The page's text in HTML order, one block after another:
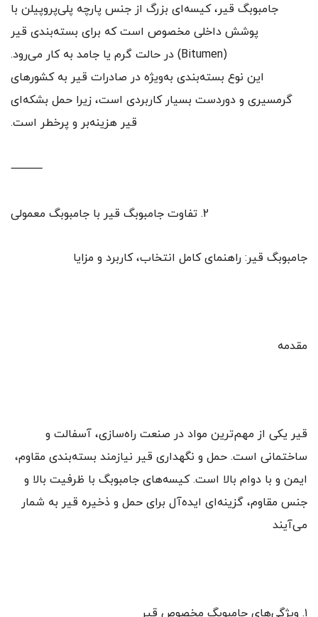
جامبوبگ قیر، کیسه‌ای بزرگ از جنس پارچه پلی‌پروپیلن با
پوشش داخلی مخصوص است که برای بسته‌بندی قیر
(Bitumen) در حالت گرم یا جامد به کار می‌رود.
این نوع بسته‌بندی به‌ویژه در صادرات قیر به کشورهای
گرمسیری و دوردست بسیار کاربردی است، زیرا حمل بشکه‌ای
قیر هزینه‌بر و پرخطر است.
⸻
2. تفاوت جامبوبگ قیر با جامبوبگ معمولی
جامبوبگ قیر: راهنمای کامل انتخاب، کاربرد و مزایا
مقدمه
قیر یکی از مهم‌ترین مواد در صنعت راه‌سازی، آسفالت و
ساختمانی است. حمل و نگهداری قیر نیازمند بسته‌بندی مقاوم،
ایمن و با دوام بالا است. کیسه‌های جامبوبگ با ظرفیت بالا و
جنس مقاوم، گزینه‌ای ایده‌آل برای حمل و ذخیره قیر به شمار
می‌آیند
۱. ویژگی‌های جامبوبگ مخصوص قیر